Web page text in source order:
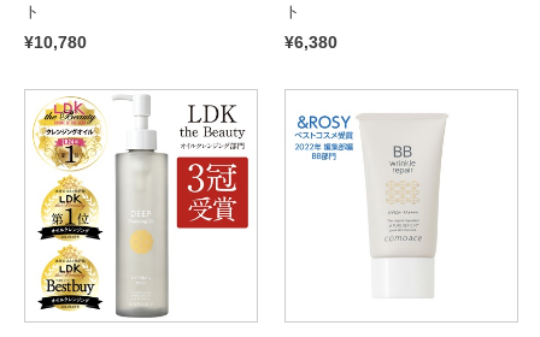
ト
¥10,780
ト
¥6,380